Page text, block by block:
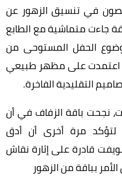
في تنسيق الزهور عن
جاءت متماشية مع الطابع
الحفل المستوحى من
اعتمدت على مظهر طبيعي
التقليدية الفاخرة.
نجحت باقة الزفاف في أن
لتؤكد مرة أخرى أن أدق
قادرة على إثارة نقاش
بباقة من الزهور